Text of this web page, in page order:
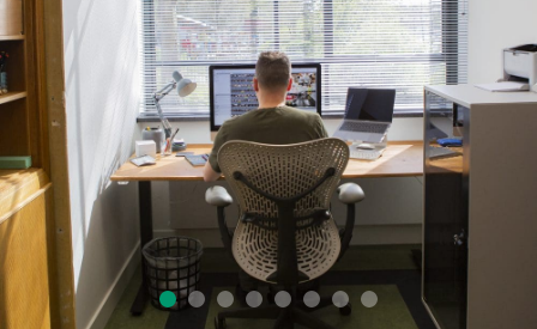
BLOG
SAMPLE SALE
Maatwerk aanvragen
Levering en Retour
Levertijden
Contact